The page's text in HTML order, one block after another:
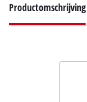
Productomschrijving